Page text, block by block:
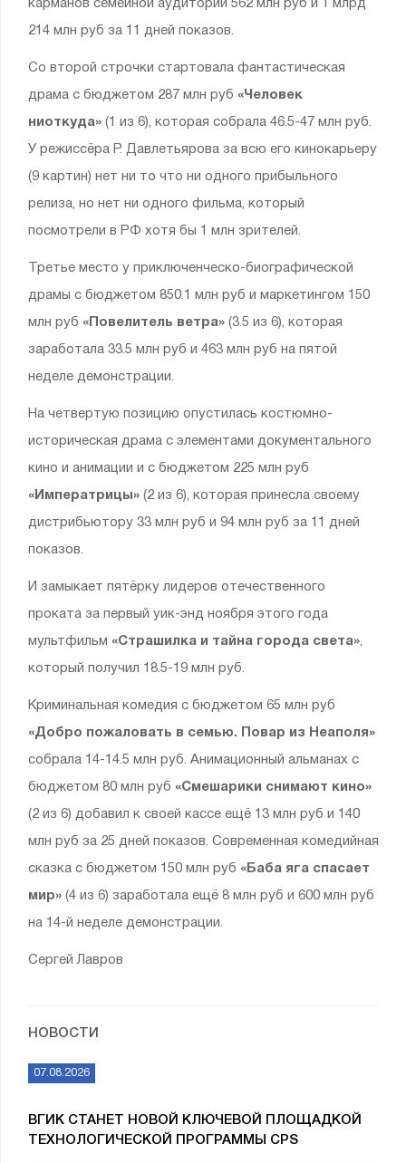
карманов семейной аудитории 562 млн руб и 1 млрд
214 млн руб за 11 дней показов.
Со второй строчки стартовала фантастическая
драма с бюджетом 287 млн руб «Человек
ниоткуда» (1 из 6), которая собрала 46.5-47 млн руб.
У режиссёра Р. Давлетьярова за всю его кинокарьеру
(9 картин) нет ни то что ни одного прибыльного
релиза, но нет ни одного фильма, который
посмотрели в РФ хотя бы 1 млн зрителей.
Третье место у приключенческо-биографической
драмы с бюджетом 850.1 млн руб и маркетингом 150
млн руб «Повелитель ветра» (3.5 из 6), которая
заработала 33.5 млн руб и 463 млн руб на пятой
неделе демонстрации.
На четвертую позицию опустилась костюмно-
историческая драма с элементами документального
кино и анимации и с бюджетом 225 млн руб
«Императрицы» (2 из 6), которая принесла своему
дистрибьютору 33 млн руб и 94 млн руб за 11 дней
показов.
И замыкает пятёрку лидеров отечественного
проката за первый уик-энд ноября этого года
мультфильм «Страшилка и тайна города света»,
который получил 18.5-19 млн руб.
Криминальная комедия с бюджетом 65 млн руб
«Добро пожаловать в семью. Повар из Неаполя»
собрала 14-14.5 млн руб. Анимационный альманах с
бюджетом 80 млн руб «Смешарики снимают кино»
(2 из 6) добавил к своей кассе ещё 13 млн руб и 140
млн руб за 25 дней показов. Современная комедийная
сказка с бюджетом 150 млн руб «Баба яга спасает
мир» (4 из 6) заработала ещё 8 млн руб и 600 млн руб
на 14-й неделе демонстрации.
Сергей Лавров
НОВОСТИ
07.08.2026
ВГИК СТАНЕТ НОВОЙ КЛЮЧЕВОЙ ПЛОЩАДКОЙ
ТЕХНОЛОГИЧЕСКОЙ ПРОГРАММЫ CPS